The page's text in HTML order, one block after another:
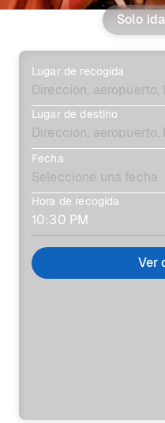
Solo ida
Lugar de recogida
Lugar de destino
Fecha
Hora de recogida
Ver